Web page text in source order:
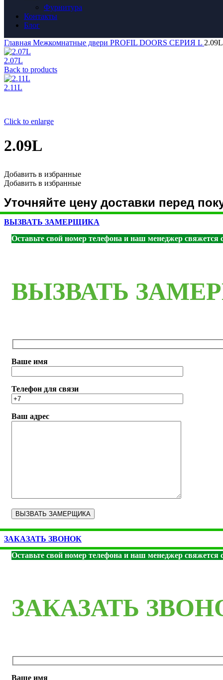
Фурнитура
Контакты
Блог
Главная Межкомнатные двери PROFIL DOORS СЕРИЯ L 2.09L
2.07L
Back to products
2.11L
Click to enlarge
2.09L
Добавить в избранные
Добавить в избранные
Уточняйте цену доставки перед
ВЫЗВАТЬ ЗАМЕРЩИКА
Оставьте свой номер телефона и наш менеджер свяжется
ВЫЗВАТЬ
Ваше имя
Телефон для связи
Ваш адрес
ЗАКАЗАТЬ ЗВОНОК
Оставьте свой номер телефона и наш менеджер свяжется
ЗАКАЗАТЬ
Ваше имя